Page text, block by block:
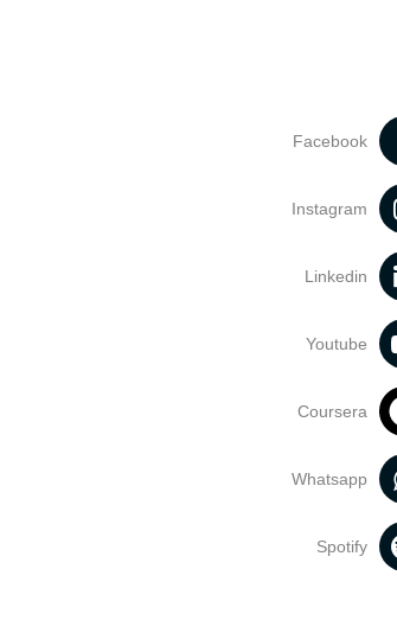
Facebook
Instagram
Linkedin
Youtube
Coursera
Whatsapp
Spotify